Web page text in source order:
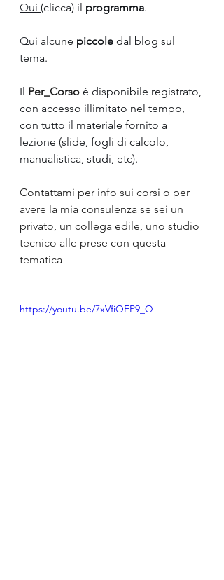
Qui (clicca) il programma.
Qui alcune piccole dal blog sul
tema.
Il Per_Corso è disponibile registrato,
con accesso illimitato nel tempo,
con tutto il materiale fornito a
lezione (slide, fogli di calcolo,
manualistica, studi, etc).
Contattami per info sui corsi o per
avere la mia consulenza se sei un
privato, un collega edile, uno studio
tecnico alle prese con questa
tematica
https://youtu.be/7xVfiOEP9_Q